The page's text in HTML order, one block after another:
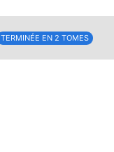
TERMINÉE EN 2 TOMES